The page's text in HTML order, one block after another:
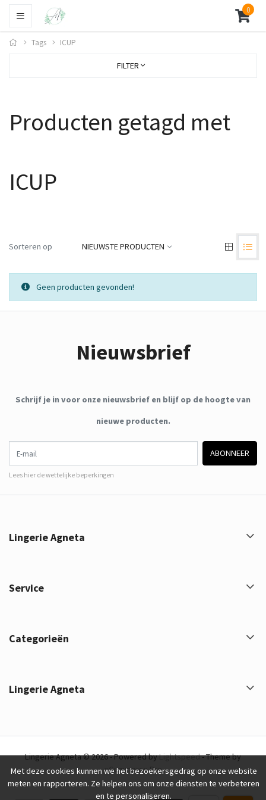
0
Tags ICUP
FILTER
Producten getagd met
ICUP
Sorteren op NIEUWSTE PRODUCTEN
Geen producten gevonden!
Nieuwsbrief
Schrijf je in voor onze nieuwsbrief en blijf op de hoogte van
nieuwe producten.
ABONNEER
Lees hier de wettelijke beperkingen
Lingerie Agneta
Service
Categorieën
Lingerie Agneta
Lingerie Agneta © 2026 - Powered byLightspeed- Theme by
eCommerce Pro
Met deze cookies kunnen we het bezoekersgedrag op onze website
meten en rapporteren. Ze helpen ons om onze diensten te verbeteren
en te personaliseren.